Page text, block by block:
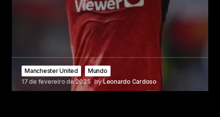
Manchester United
Mundo
17 de fevereiro de 2025 byLeonardo Cardoso